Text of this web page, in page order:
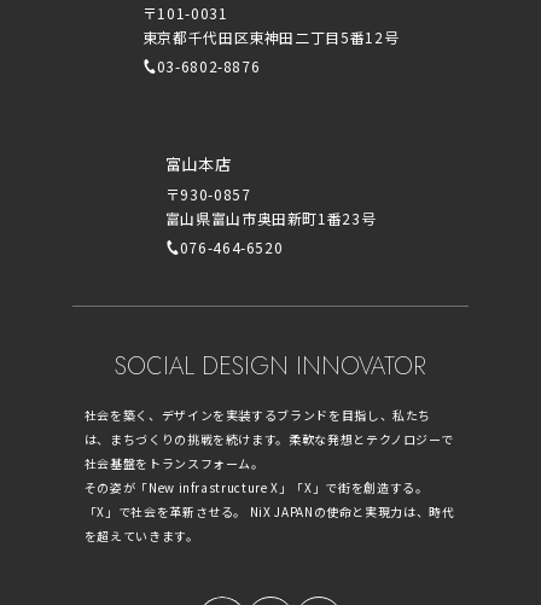
〒101-0031
東京都千代田区東神田二丁目5番12号
03-6802-8876
富山本店
〒930-0857
富山県富山市奥田新町1番23号
076-464-6520
SOCIAL DESIGN INNOVATOR
社会を築く、デザインを実装するブランドを目指し、私たち
は、まちづくりの挑戦を続けます。柔軟な発想とテクノロジーで
社会基盤をトランスフォーム。
その姿が「New infrastructure X」「X」で街を創造する。
「X」で社会を革新させる。 NiX JAPANの使命と実現力は、時代
を超えていきます。